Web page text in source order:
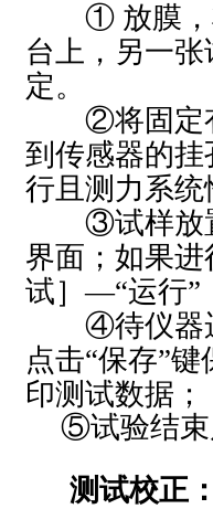
① 放膜，
台上，另一
定。
②将固定
到传感器的
行且测力系
③试样放
界面；如果
试］—“运行”
④待仪器
点击“保存”
印测试数据；
⑤试验结束
测试校正